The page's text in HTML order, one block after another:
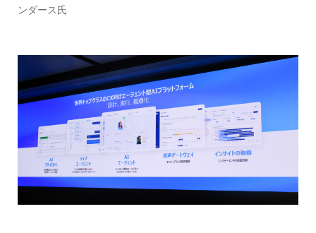
ンダース氏